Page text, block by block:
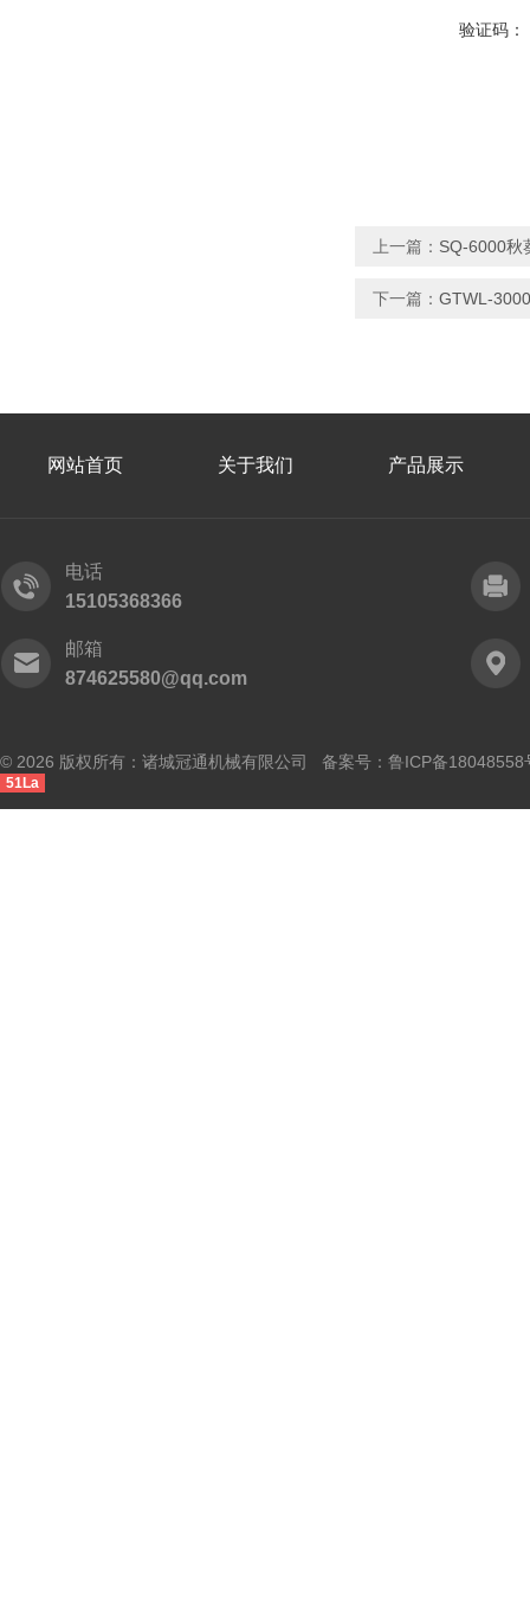
验证码：
上一篇： SQ-6000秋
下一篇： GTWL-
网站首页 关于我们 产品展示
电话
15105368366
邮箱
874625580@qq.com
© 2026 版权所有：诸城冠通机械有限公司 备案号： 鲁ICP备18048558
51La